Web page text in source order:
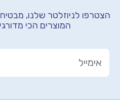
הצטרפו לניוזלטר שלנו,
המוצרים הכי